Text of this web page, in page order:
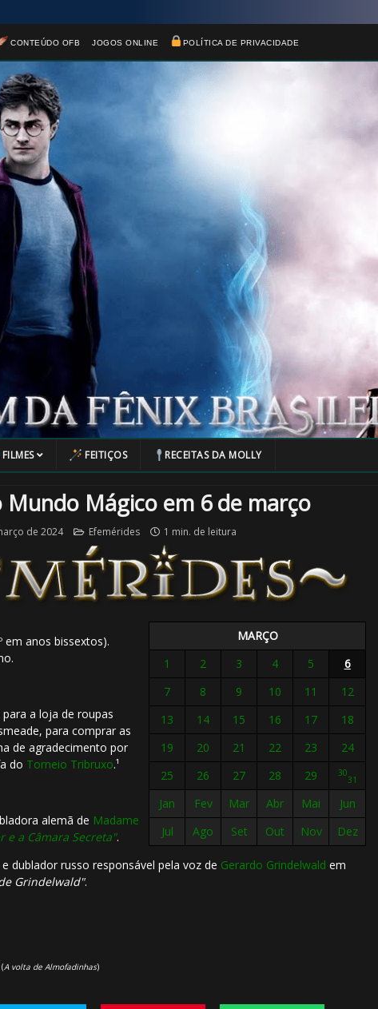
CONTEÚDO OFB JOGOS ONLINE POLÍTICA DE PRIVACIDADE
FILMES FEITIÇOS RECEITAS DA MOLLY
Mágico em 6 de março
de 2024 Efemérides 1 min. de leitura
MARÇO
1
2 3 4 5
6
7
8 9 10 11
12
13
14 15 16 17
18
19
20 21 22 23
24
25
26 27 28 29 30
31
Jan Fev Mar Abr Mai
Jun
Jul
Ago Set Out Nov Dez
em anos bissextos).
para a loja de roupas
para comprar as
de agradecimento por
do Torneio Tribruxo.¹
alemã de Madame
e a Câmara Secreta".
dublador russo responsável pela voz de Gerardo Grindelwald em
Grindelwald".
A volta de Almofadinhas)